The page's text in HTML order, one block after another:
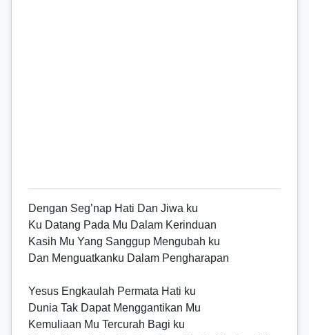
Dengan Seg’nap Hati Dan Jiwa ku
Ku Datang Pada Mu Dalam Kerinduan
Kasih Mu Yang Sanggup Mengubah ku
Dan Menguatkanku Dalam Pengharapan
Yesus Engkaulah Permata Hati ku
Dunia Tak Dapat Menggantikan Mu
Kemuliaan Mu Tercurah Bagi ku